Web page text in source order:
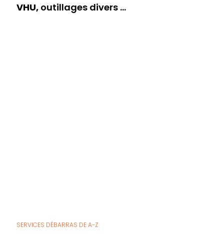
VHU, outillages divers ...
SERVICES DÉBARRAS DE A-Z